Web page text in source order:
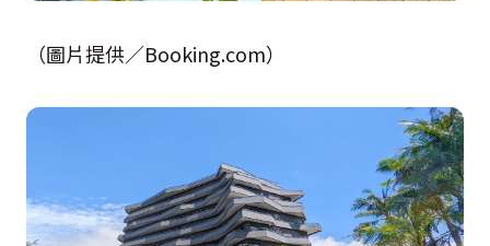
（圖片提供／Booking.com）